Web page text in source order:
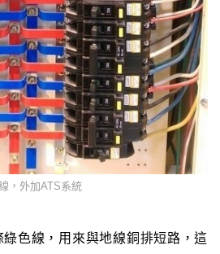
，外加ATS系統
色線，用來與地線銅排短路，這